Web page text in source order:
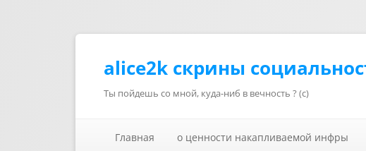
alice2k скрины
Ты пойдешь со мной, куда-ниб в вечность ? (с)
Главная
о ценности накапливаемой инфры